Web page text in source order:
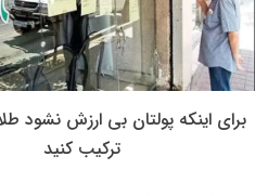
برای اینکه پولتان بی ارزش نشود
ترکیب کنید